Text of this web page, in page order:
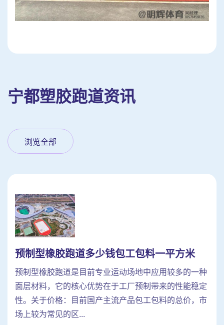
宁都塑胶跑道资讯
浏览全部
预制型橡胶跑道多少钱包工包料一平方米
预制型橡胶跑道是目前专业运动场地中应用较多的一种
面层材料，它的核心优势在于工厂预制带来的性能稳定
性。关于价格：目前国产主流产品包工包料的总价，市
场上较为常见的区...